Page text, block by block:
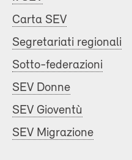
Carta SEV
Segretariati regionali
Sotto-federazioni
SEV Donne
SEV Gioventù
SEV Migrazione